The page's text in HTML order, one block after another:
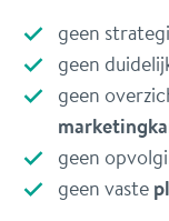
geen
geen
geen
geen
geen vaste